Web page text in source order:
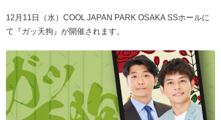
12月11日（水）COOL JAPAN PARK OSAKA SSホールに
て『ガッ天狗』が開催されます。